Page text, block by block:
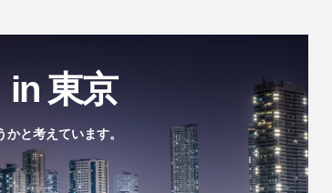
in 東京
と考えています。